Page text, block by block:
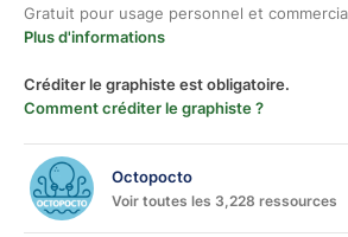
Gratuit pour usage personnel et
Plus d'informations
Créditer le graphiste est obligatoire.
Comment créditer le graphiste ?
Octopocto
Voir toutes les 3,228 ressources